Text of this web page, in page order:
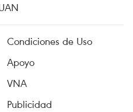
Condiciones de Uso
Apoyo
VNA
Publicidad